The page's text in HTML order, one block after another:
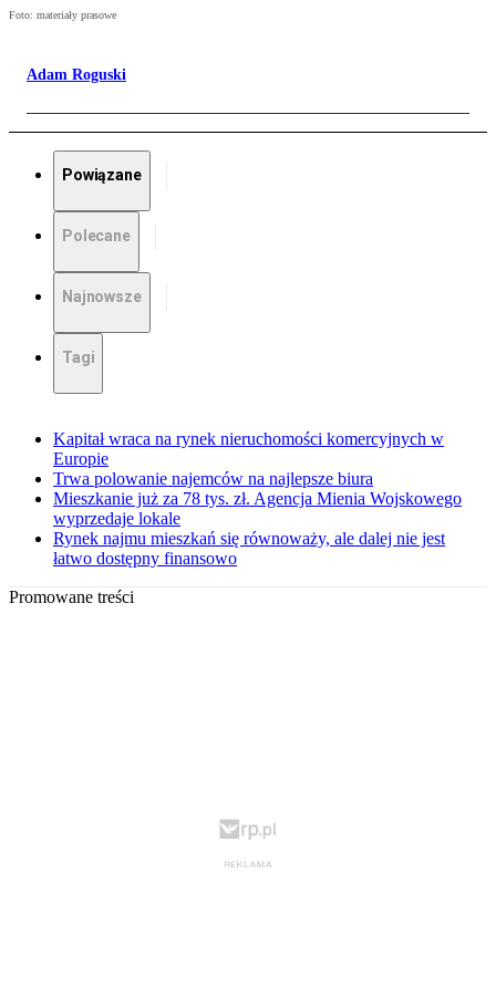
Foto: materiały prasowe
Adam Roguski
Powiązane
Polecane
Najnowsze
Tagi
Kapitał wraca na rynek nieruchomości komercyjnych w
Europie
Trwa polowanie najemców na najlepsze biura
Mieszkanie już za 78 tys. zł. Agencja Mienia Wojskowego
wyprzedaje lokale
Rynek najmu mieszkań się równoważy, ale dalej nie jest
łatwo dostępny finansowo
Promowane treści